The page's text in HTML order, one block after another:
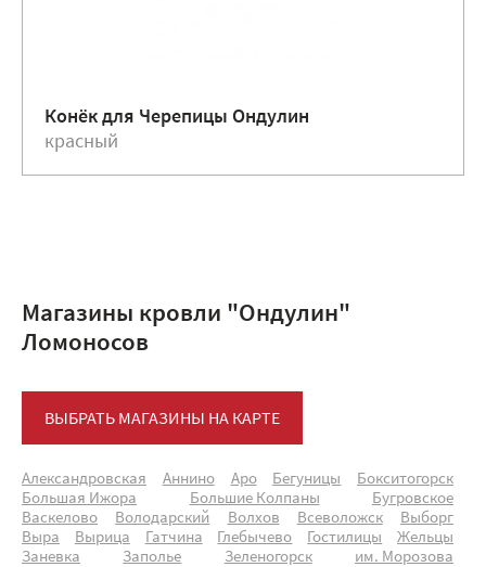
Конёк для Черепицы Ондулин
красный
Магазины кровли "Ондулин"
Ломоносов
ВЫБРАТЬ МАГАЗИНЫ НА КАРТЕ
Александровская Аннино Аро Бегуницы
Бокситогорск
Большая Ижора
Большие Колпаны
Бугровское
Васкелово
Володарский Волхов Всеволожск
Выборг
Выра
Вырица Гатчина Глебычево Гостилицы
Жельцы
Заневка
Заполье Зеленогорск
им. Морозова